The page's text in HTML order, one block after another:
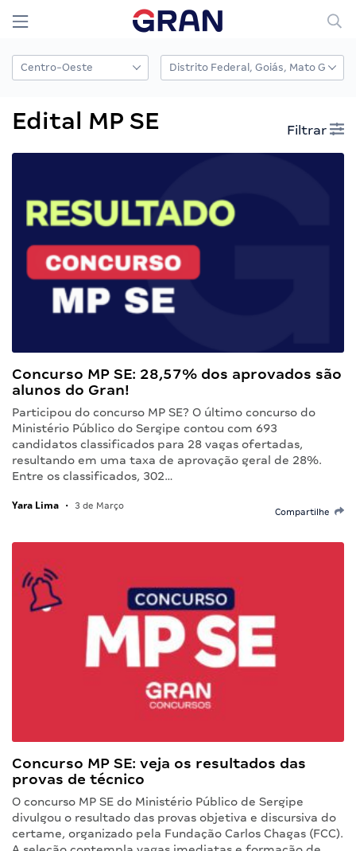
Edital MP SE Filtrar
Concurso MP SE: 28,57% dos aprovados são
alunos do Gran!
Participou do concurso MP SE? O último concurso do
Ministério Público do Sergipe contou com 693
candidatos classificados para 28 vagas ofertadas,
resultando em uma taxa de aprovação geral de 28%.
Entre os classificados, 302…
Yara Lima • 3 de Março
Compartilhe
Concurso MP SE: veja os resultados das
provas de técnico
O concurso MP SE do Ministério Público de Sergipe
divulgou o resultado das provas objetiva e discursiva do
certame, organizado pela Fundação Carlos Chagas (FCC).